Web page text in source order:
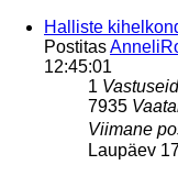
Halliste
Postitas
12:45:01
1 Vastuseid
7935
Viimane
Laupäev